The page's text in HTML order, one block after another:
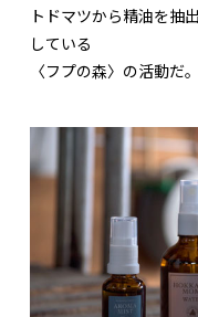
トドマツから精油を抽
している
〈フプの森〉の活動だ。